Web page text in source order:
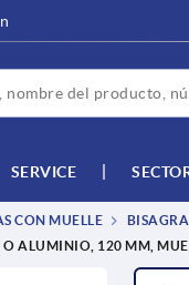
SERVICE
CON MUELLE
ALUMINIO, 120 MM,